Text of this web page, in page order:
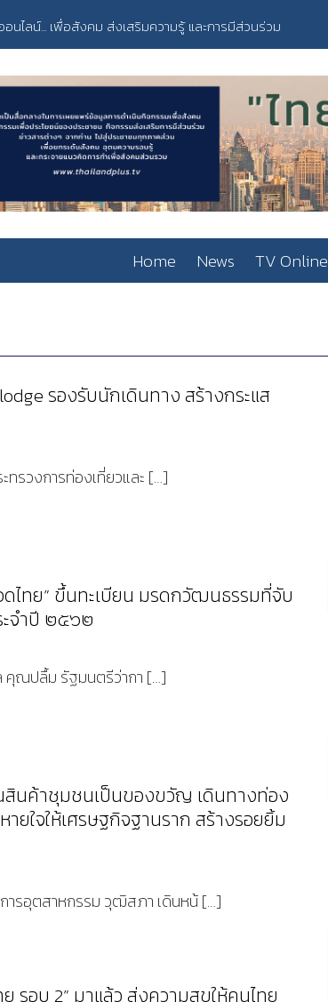
นไลน์... เพื่อสังคม ส่งเสริมความรู้ และการมีส่วนร่วม
Home News TV Online
รองรับนักเดินทาง สร้างกระแส
ทรวงการท่องเที่ยวและ […]
ดไทย” ขึ้นทะเบียน มรดกวัฒนธรรมที่จับ
จำปี ๒๕๖๒
คุณปลื้ม รัฐมนตรีว่ากา […]
นค้าชุมชนเป็นของขวัญ เดินทางท่อง
ยใจให้เศรษฐกิจฐานราก สร้างรอยยิ้ม
ารอุตสาหกรรม วุฒิสภา เดินหน้ […]
ย รอบ 2” มาแล้ว ส่งความสุขให้คนไทย